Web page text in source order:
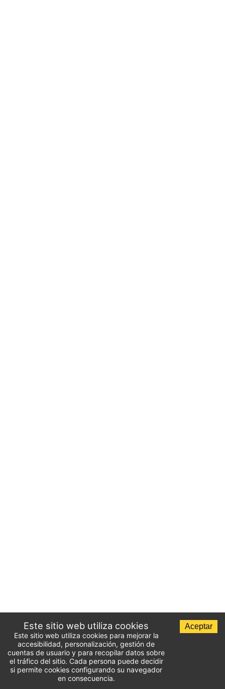
Este sitio web utiliza cookies
Este sitio web utiliza cookies para mejorar la
accesibilidad, personalización, gestión de
cuentas de usuario y para recopilar datos sobre
el tráfico del sitio. Cada persona puede decidir
si permite cookies configurando su navegador
en consecuencia.
Aceptar